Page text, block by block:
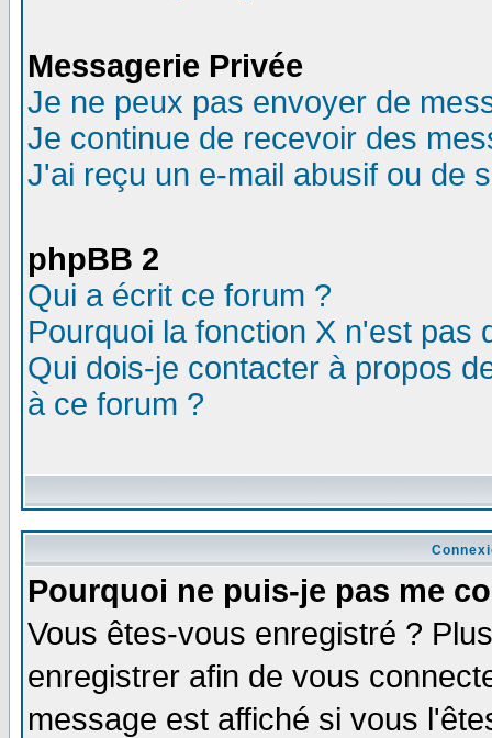
Messagerie Privée
Je ne peux pas envoyer de
Je continue de recevoir des
J'ai reçu un e-mail abusif ou de
phpBB 2
Qui a écrit ce forum ?
Pourquoi la fonction X n'est pas
Qui dois-je contacter à propos
à ce forum ?
Pourquoi ne puis-je pas me
Vous êtes-vous enregistré ?
enregistrer afin de vous
message est affiché si vous